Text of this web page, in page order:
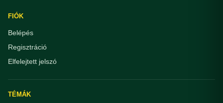
FIÓK
Belépés
Regisztráció
Elfelejtett jelszó
TÉMÁK